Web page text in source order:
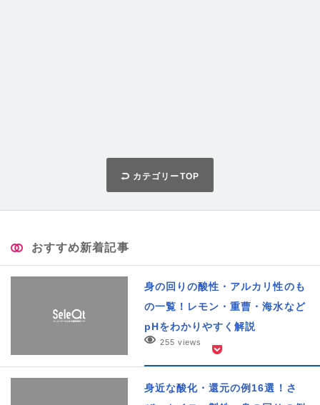
カテゴリーTOP
おすすめ新着記事
身の回りの酸性・アルカリ性のも
の一覧！レモン・重曹・海水など
pHをわかりやすく解説
255 views
身近な酸化・還元の例16選！さ